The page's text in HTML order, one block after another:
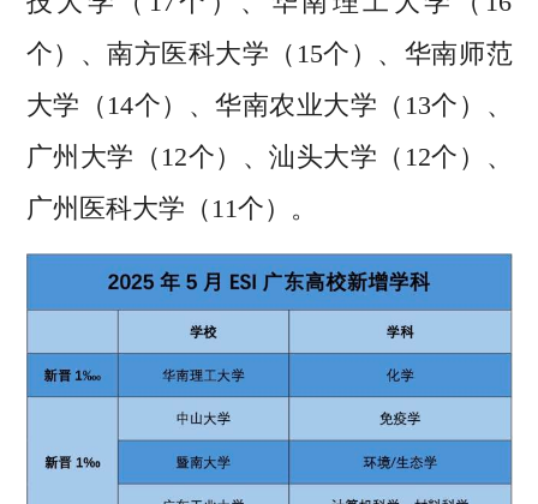
个）、南方医科大学（15个）、华南师范
大学（14个）、华南农业大学（13个）、
广州大学（12个）、汕头大学（12个）、
广州医科大学（11个）。